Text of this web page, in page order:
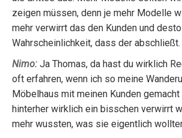
zeigen müssen, denn je mehr Modelle
mehr verwirrt das den Kunden und
Wahrscheinlichkeit, dass der abschließt.
Nimo: Ja Thomas, da hast du wirklich
oft erfahren, wenn ich so meine
Möbelhaus mit meinen Kunden
hinterher wirklich ein bisschen verwirrt
mehr wussten, was sie eigentlich